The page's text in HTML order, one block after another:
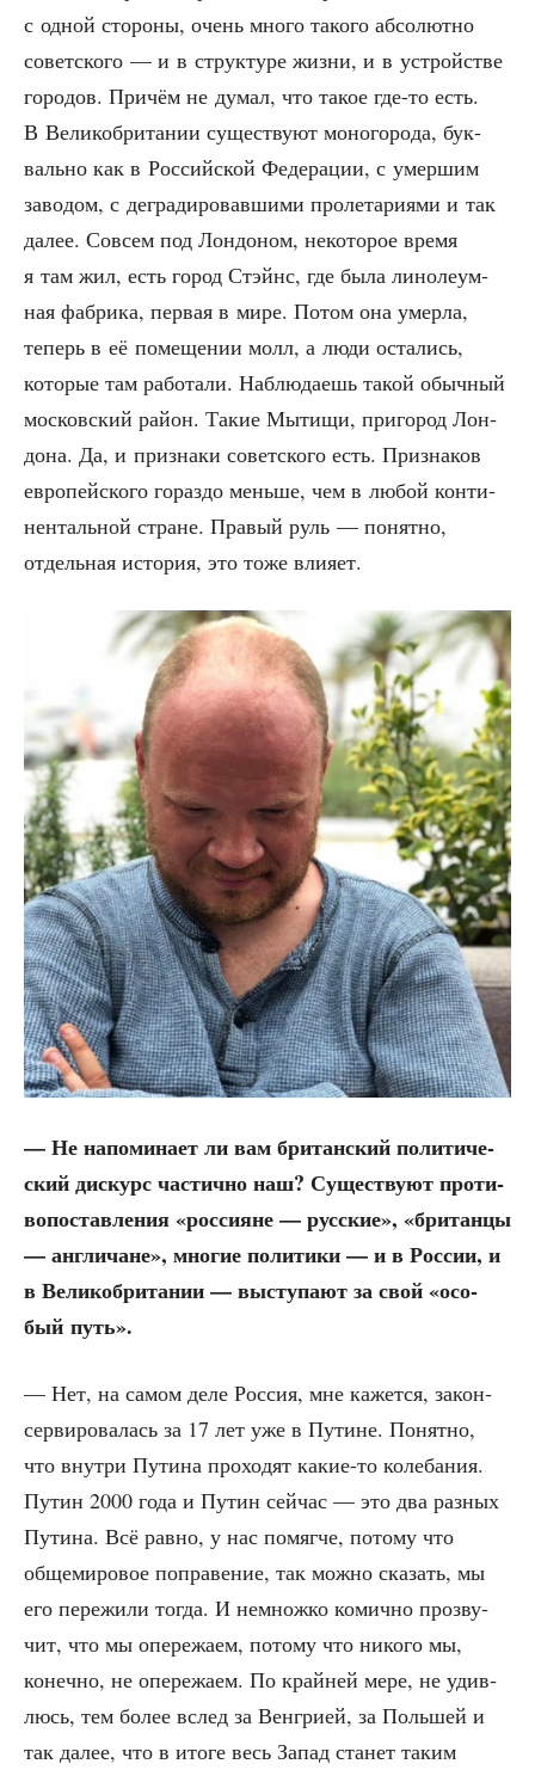
с одной сто­ро­ны, очень мно­го тако­го абсо­лют­но
совет­ско­го — и в струк­ту­ре жиз­ни, и в устрой­стве
горо­дов. При­чём не думал, что такое где-то есть.
В Вели­ко­бри­та­нии суще­ству­ют моно­го­ро­да, бук­
валь­но как в Рос­сий­ской Феде­ра­ции, с умер­шим
заво­дом, с дегра­ди­ро­вав­ши­ми про­ле­та­ри­я­ми и так
далее. Совсем под Лон­до­ном, неко­то­рое вре­мя
я там жил, есть город Стэйнс, где была лино­ле­ум­
ная фаб­ри­ка, пер­вая в мире. Потом она умер­ла,
теперь в её поме­ще­нии молл, а люди оста­лись,
кото­рые там рабо­та­ли. Наблю­да­ешь такой обыч­ный
мос­ков­ский рай­он. Такие Мыти­щи, при­го­род Лон­
до­на. Да, и при­зна­ки совет­ско­го есть. При­зна­ков
евро­пей­ско­го гораз­до мень­ше, чем в любой кон­ти­
нен­таль­ной стране. Пра­вый руль — понят­но,
отдель­ная исто­рия, это тоже влияет.
— Не напо­ми­на­ет ли вам бри­тан­ский поли­ти­че­
ский дис­курс частич­но наш? Суще­ству­ют про­ти­
во­по­став­ле­ния «рос­си­яне — рус­ские», «бри­тан­цы
— англи­чане», мно­гие поли­ти­ки — и в Рос­сии, и
в Вели­ко­бри­та­нии — высту­па­ют за свой «осо­
бый путь».
— Нет, на самом деле Рос­сия, мне кажет­ся, закон­
сер­ви­ро­ва­лась за 17 лет уже в Путине. Понят­но,
что внут­ри Пути­на про­хо­дят какие-то коле­ба­ния.
Путин 2000 года и Путин сей­час — это два раз­ных
Пути­на. Всё рав­но, у нас помяг­че, пото­му что
обще­ми­ро­вое попра­ве­ние, так мож­но ска­зать, мы
его пере­жи­ли тогда. И немнож­ко комич­но про­зву­
чит, что мы опе­ре­жа­ем, пото­му что нико­го мы,
конеч­но, не опе­ре­жа­ем. По край­ней мере, не удив­
люсь, тем более вслед за Вен­гри­ей, за Поль­шей и
так далее, что в ито­ге весь Запад ста­нет таким